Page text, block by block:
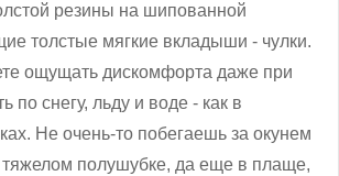
резины на шипованной
толстые мягкие вкладыши - чулки.
ощущать дискомфорта даже при
по снегу, льду и воде - как в
Не очень-то побегаешь за окунем
полушубке, да еще в плаще,